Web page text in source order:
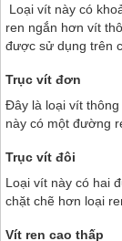
Loại vít này có
ren ngắn hơn vít
được sử dụng trên
Trục vít đơn
Đây là loại vít
này có một đường
Trục vít đôi
Loại vít này có hai
chặt chẽ hơn loại
Vít ren cao thấp